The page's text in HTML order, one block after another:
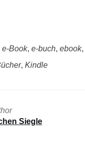
e-Book, e-buch, ebook,
, Kindle
Siegle